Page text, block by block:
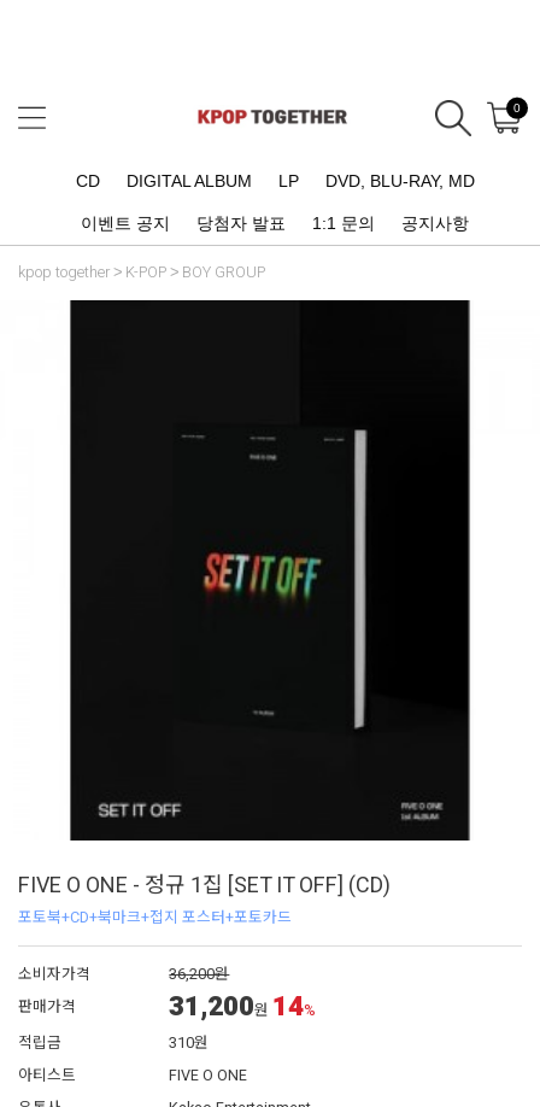
0
CD DIGITAL ALBUM LP DVD, BLU-RAY, MD
이벤트 공지 당첨자 발표 1:1 문의 공지사항
kpop together K-POP BOY GROUP
FIVE O ONE - 정규 1집 [SET IT OFF] (CD)
포토북+CD+북마크+접지 포스터+포토카드
소비자가격
36,200원
판매가격
31,200원 14%
적립금
310원
아티스트
FIVE O ONE